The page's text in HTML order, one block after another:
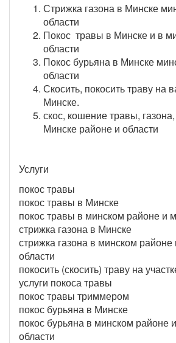
Стрижка газона в Минске
области
Покос травы в Минске и в
области
Покос бурьяна в Минске
области
Скосить, покосить траву на
Минске.
скос, кошение травы,
Минске районе и области
Услуги
покос травы
покос травы в Минске
покос травы в минском районе и
стрижка газона в Минске
стрижка газона в минском районе
области
покосить (скосить) траву на
услуги покоса травы
покос травы триммером
покос бурьяна в Минске
покос бурьяна в минском районе
области